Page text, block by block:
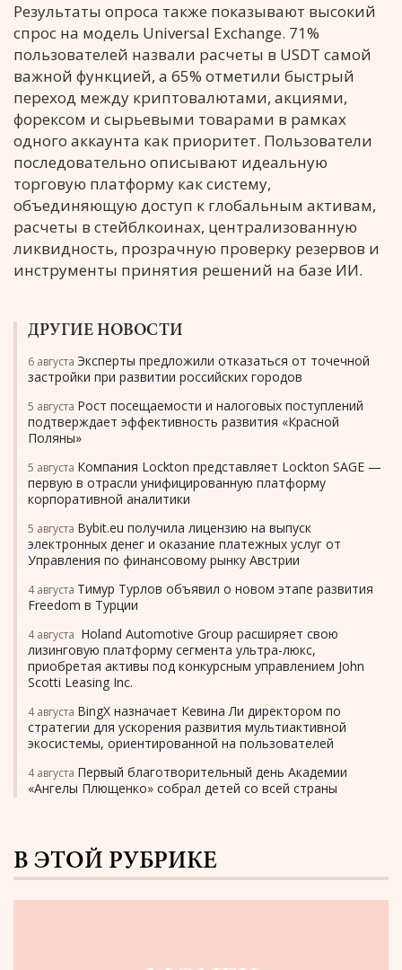
Результаты опроса также показывают высокий
спрос на модель Universal Exchange. 71%
пользователей назвали расчеты в USDT самой
важной функцией, а 65% отметили быстрый
переход между криптовалютами, акциями,
форексом и сырьевыми товарами в рамках
одного аккаунта как приоритет. Пользователи
последовательно описывают идеальную
торговую платформу как систему,
объединяющую доступ к глобальным активам,
расчеты в стейблкоинах, централизованную
ликвидность, прозрачную проверку резервов и
инструменты принятия решений на базе ИИ.
ДРУГИЕ НОВОСТИ
6 августа Эксперты предложили отказаться от точечной
застройки при развитии российских городов
5 августа Рост посещаемости и налоговых поступлений
подтверждает эффективность развития «Красной
Поляны»
5 августа Компания Lockton представляет Lockton SAGE —
первую в отрасли унифицированную платформу
корпоративной аналитики
5 августа Bybit.eu получила лицензию на выпуск
электронных денег и оказание платежных услуг от
Управления по финансовому рынку Австрии
4 августа Тимур Турлов объявил о новом этапе развития
Freedom в Турции
4 августа Holand Automotive Group расширяет свою
лизинговую платформу сегмента ультра-люкс,
приобретая активы под конкурсным управлением John
Scotti Leasing Inc.
4 августа BingX назначает Кевина Ли директором по
стратегии для ускорения развития мультиактивной
экосистемы, ориентированной на пользователей
4 августа Первый благотворительный день Академии
«Ангелы Плющенко» собрал детей со всей страны
В ЭТОЙ РУБРИКЕ